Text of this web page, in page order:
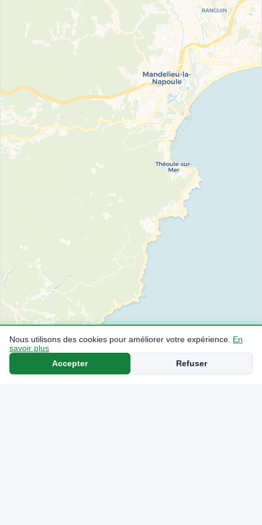
Nous utilisons des cookies pour améliorer votre expérience.
En
savoir plus
Accepter Refuser